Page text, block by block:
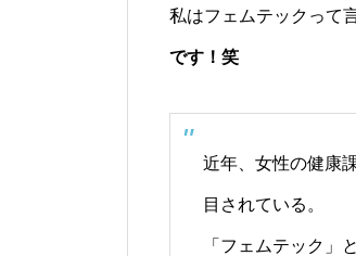
私はフェムテックって
です！笑
近年、女性の健康
目されている。
「フェムテック」